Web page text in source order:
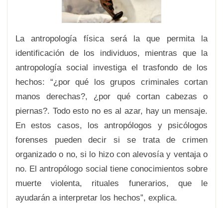
La antropología física será la que permita la
identificación de los individuos, mientras que la
antropología social investiga el trasfondo de los
hechos: “¿por qué los grupos criminales cortan
manos derechas?, ¿por qué cortan cabezas o
piernas?. Todo esto no es al azar, hay un mensaje.
En estos casos, los antropólogos y psicólogos
forenses pueden decir si se trata de crimen
organizado o no, si lo hizo con alevosía y ventaja o
no. El antropólogo social tiene conocimientos sobre
muerte violenta, rituales funerarios, que le
ayudarán a interpretar los hechos”, explica.